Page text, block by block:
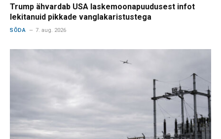
Trump ähvardab USA laskemoonapuudusest infot
lekitanuid pikkade vanglakaristustega
SÕDA 7. aug. 2026